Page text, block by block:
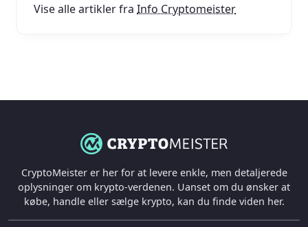
Vise alle artikler fra Info Cryptomeister
CryptoMeister er her for at levere enkle, men detaljerede
oplysninger om krypto-verdenen. Uanset om du ønsker at
købe, handle eller sælge krypto, kan du finde viden her.